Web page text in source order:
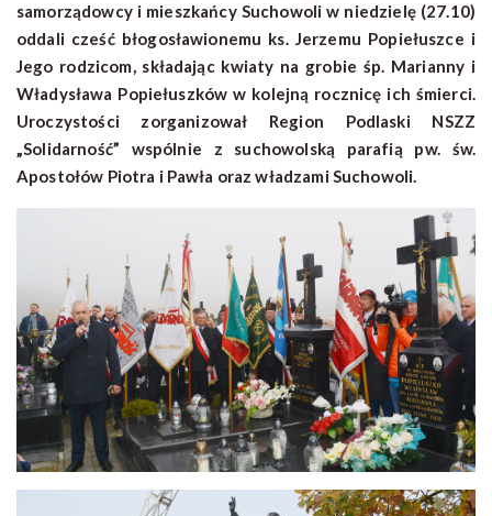
samorządowcy i mieszkańcy Suchowoli w niedzielę (27.10)
oddali cześć błogosławionemu ks. Jerzemu Popiełuszce i
Jego rodzicom, składając kwiaty na grobie śp. Marianny i
Władysława Popiełuszków w kolejną rocznicę ich śmierci.
Uroczystości zorganizował Region Podlaski NSZZ
„Solidarność” wspólnie z suchowolską parafią pw. św.
Apostołów Piotra i Pawła oraz władzami Suchowoli.